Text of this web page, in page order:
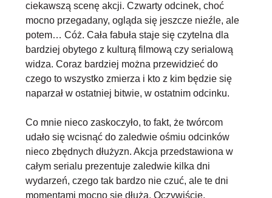
ciekawszą scenę akcji. Czwarty odcinek, choć
mocno przegadany, ogląda się jeszcze nieźle, ale
potem… Cóż. Cała fabuła staje się czytelna dla
bardziej obytego z kulturą filmową czy serialową
widza. Coraz bardziej można przewidzieć do
czego to wszystko zmierza i kto z kim będzie się
naparzał w ostatniej bitwie, w ostatnim odcinku.
Co mnie nieco zaskoczyło, to fakt, że twórcom
udało się wcisnąć do zaledwie ośmiu odcinków
nieco zbędnych dłużyzn. Akcja przedstawiona w
całym serialu prezentuje zaledwie kilka dni
wydarzeń, czego tak bardzo nie czuć, ale te dni
momentami mocno się dłużą. Oczywiście,